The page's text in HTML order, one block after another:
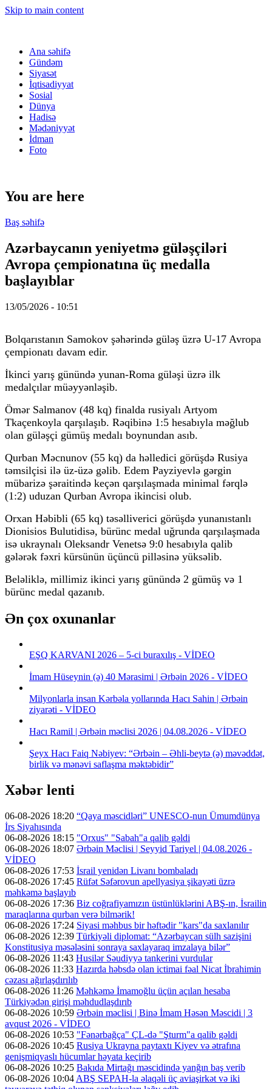
Skip to main content
Ana səhifə
Gündəm
Siyasət
İqtisadiyyat
Sosial
Dünya
Hadisə
Mədəniyyət
İdman
Foto
You are here
Baş səhifə
Azərbaycanın yeniyetmə güləşçiləri
Avropa çempionatına üç medalla
başlayıblar
13/05/2026 - 10:51
Bolqarıstanın Samokov şəhərində güləş üzrə U-17 Avropa
çempionatı davam edir.
İkinci yarış günündə yunan-Roma güləşi üzrə ilk
medalçılar müəyyənləşib.
Ömər Salmanov (48 kq) finalda rusiyalı Artyom
Tkaçenkoyla qarşılaşıb. Rəqibinə 1:5 hesabıyla məğlub
olan güləşçi gümüş medalı boynundan asıb.
Qurban Məcnunov (55 kq) da həlledici görüşdə Rusiya
təmsilçisi ilə üz-üzə gəlib. Edem Payziyevlə gərgin
mübarizə şəraitində keçən qarşılaşmada minimal fərqlə
(1:2) uduzan Qurban Avropa ikincisi olub.
Orxan Həbibli (65 kq) təsəlliverici görüşdə yunanıstanlı
Dionisios Bulutidisə, bürünc medal uğrunda qarşılaşmada
isə ukraynalı Oleksandr Venetsə 9:0 hesabıyla qalib
gələrək fəxri kürsünün üçüncü pilləsinə yüksəlib.
Beləliklə, millimiz ikinci yarış günündə 2 gümüş və 1
bürünc medal qazanıb.
Ən çox oxunanlar
EŞQ KARVANI 2026 – 5-ci buraxılış - VİDEO
İmam Hüseynin (ə) 40 Mərasimi | Ərbəin 2026 - VİDEO
Milyonlarla insan Kərbəla yollarında Hacı Sahin | Ərbəin
ziyarəti - VİDEO
Hacı Ramil | Ərbəin məclisi 2026 | 04.08.2026 - VİDEO
Şeyx Hacı Faiq Nəbiyev: “Ərbəin – Əhli-beytə (ə) məvəddət,
birlik və mənəvi saflaşma məktəbidir”
Xəbər lenti
06-08-2026 18:20 “Qaya məscidləri” UNESCO-nun Ümumdünya
İrs Siyahısında
06-08-2026 18:15 "Orxus" "Sabah"a qalib gəldi
06-08-2026 18:07 Ərbəin Məclisi | Seyyid Tariyel | 04.08.2026 -
VİDEO
06-08-2026 17:53 İsrail yenidən Livanı bombaladı
06-08-2026 17:45 Rüfət Səfərovun apellyasiya şikayəti üzrə
məhkəmə başlayıb
06-08-2026 17:36 Biz coğrafiyamızın üstünlüklərini ABŞ-ın, İsrailin
maraqlarına qurban verə bilmərik!
06-08-2026 17:24 Siyasi məhbus bir həftədir "kars"da saxlanılır
06-08-2026 12:39 Türkiyəli diplomat: “Azərbaycan sülh sazişini
Konstitusiya məsələsini sonraya saxlayaraq imzalaya bilər”
06-08-2026 11:43 Husilər Səudiyyə tankerini vurdular
06-08-2026 11:33 Hazırda həbsdə olan ictimai fəal Nicat İbrahimin
cəzası ağırlaşdırılıb
06-08-2026 11:26 Məhkəmə İmamoğlu üçün açılan hesaba
Türkiyədən girişi məhdudlaşdırıb
06-08-2026 10:59 Ərbəin məclisi | Binə İmam Həsən Məscidi | 3
avqust 2026 - VİDEO
06-08-2026 10:53 "Fənərbağça" ÇL-də "Şturm"a qalib gəldi
06-08-2026 10:45 Rusiya Ukrayna paytaxtı Kiyev və ətrafına
genişmiqyaslı hücumlar həyata keçirib
06-08-2026 10:25 Bakıda Mirtağı məscidində yanğın baş verib
06-08-2026 10:04 ABŞ SEPAH-la əlaqəli üç aviaşirkət və iki